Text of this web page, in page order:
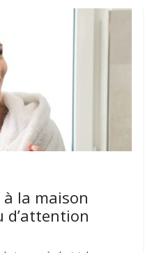
la maison
d’attention